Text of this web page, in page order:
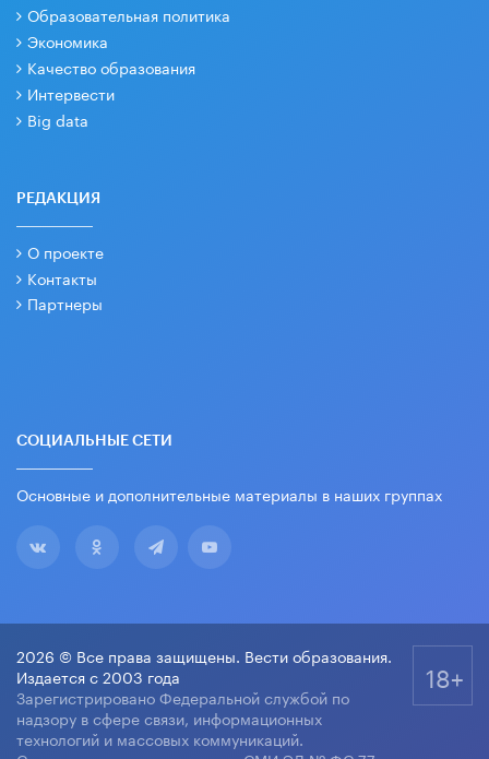
Образовательная политика
Экономика
Качество образования
Интервести
Big data
РЕДАКЦИЯ
О проекте
Контакты
Партнеры
СОЦИАЛЬНЫЕ СЕТИ
Основные и дополнительные материалы в наших группах
2026 © Все права защищены. Вести образования.
Издается с 2003 года
Зарегистрировано Федеральной службой по
надзору в сфере связи, информационных
технологий и массовых коммуникаций.
18+